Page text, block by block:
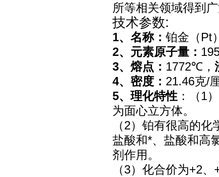
所等相关领域得到
技术参数:
1、名称： 铂金（Pt
2、元素原子量：
3、熔点： 1772℃，
4、密度： 21.46克/
5、理化特性 ：（1
为面心立方体。
（2）铂有很高的
盐酸和*、盐酸和高
剂作用。
（3）化合价为+2